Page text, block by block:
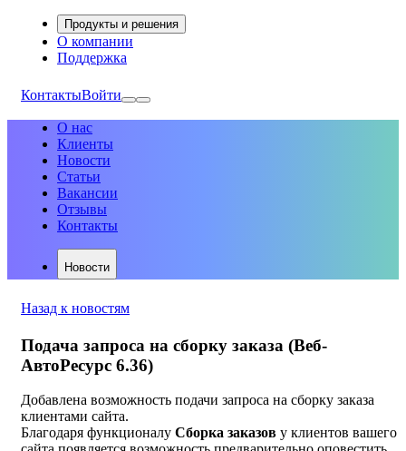
Продукты и решения
О компании
Поддержка
КонтактыВойти
О нас
Клиенты
Новости
Статьи
Вакансии
Отзывы
Контакты
Новости
Назад к новостям
Подача запроса на сборку заказа (Веб-
АвтоРесурс 6.36)
Добавлена возможность подачи запроса на сборку заказа
клиентами сайта.
Благодаря функционалу Сборка заказов у клиентов вашего